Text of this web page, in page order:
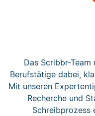
Das Scribbr-
Berufstätige dabei,
Mit unseren
Recherche und
Schreibprozess